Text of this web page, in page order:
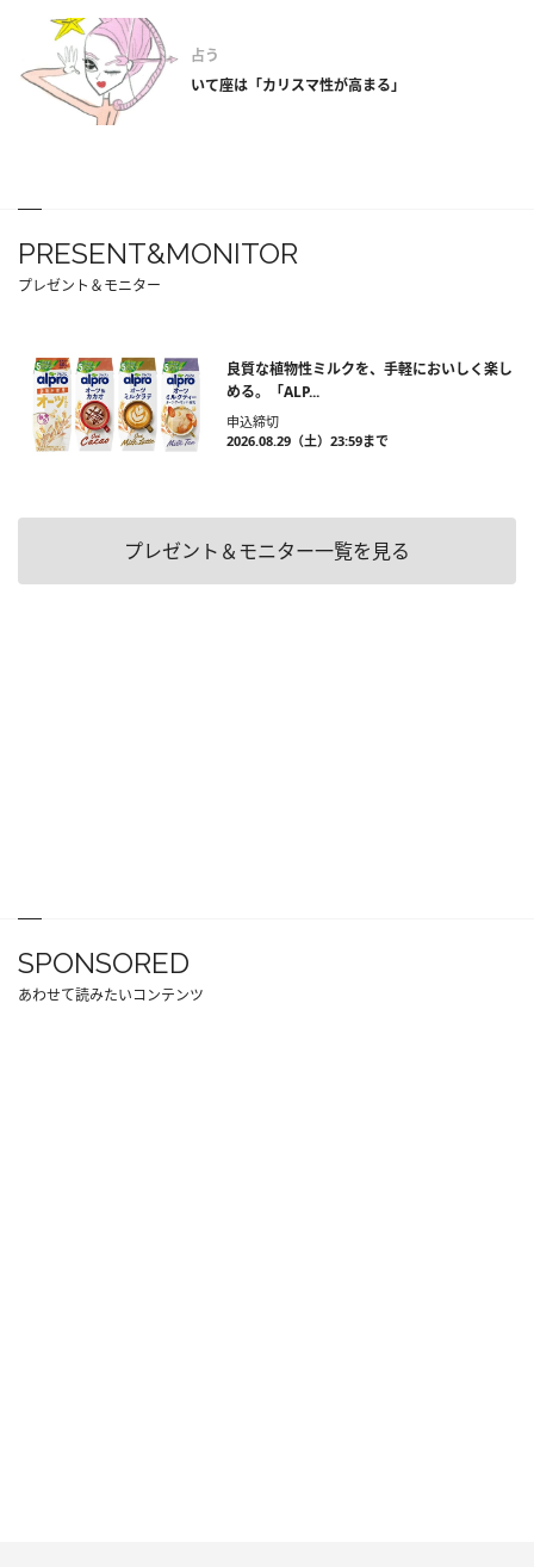
占う
いて座は「カリスマ性が高まる」
PRESENT&MONITOR
プレゼント＆モニター
良質な植物性ミルクを、手軽においしく楽し
める。「ALP...
申込締切
2026.08.29（土）23:59まで
プレゼント＆モニター一覧を見る
SPONSORED
あわせて読みたいコンテンツ